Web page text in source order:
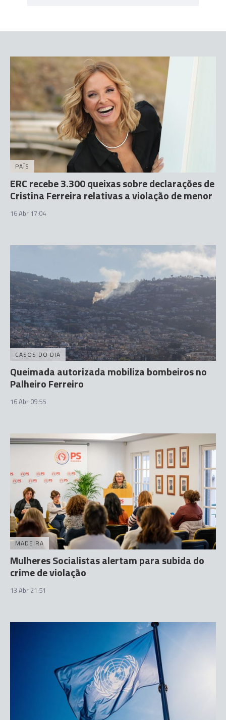
PAÍS
ERC recebe 3.300 queixas sobre declarações de
Cristina Ferreira relativas a violação de menor
16 Abr 17:04
CASOS DO DIA
Queimada autorizada mobiliza bombeiros no
Palheiro Ferreiro
16 Abr 09:55
MADEIRA
Mulheres Socialistas alertam para subida do
crime de violação
13 Abr 21:51